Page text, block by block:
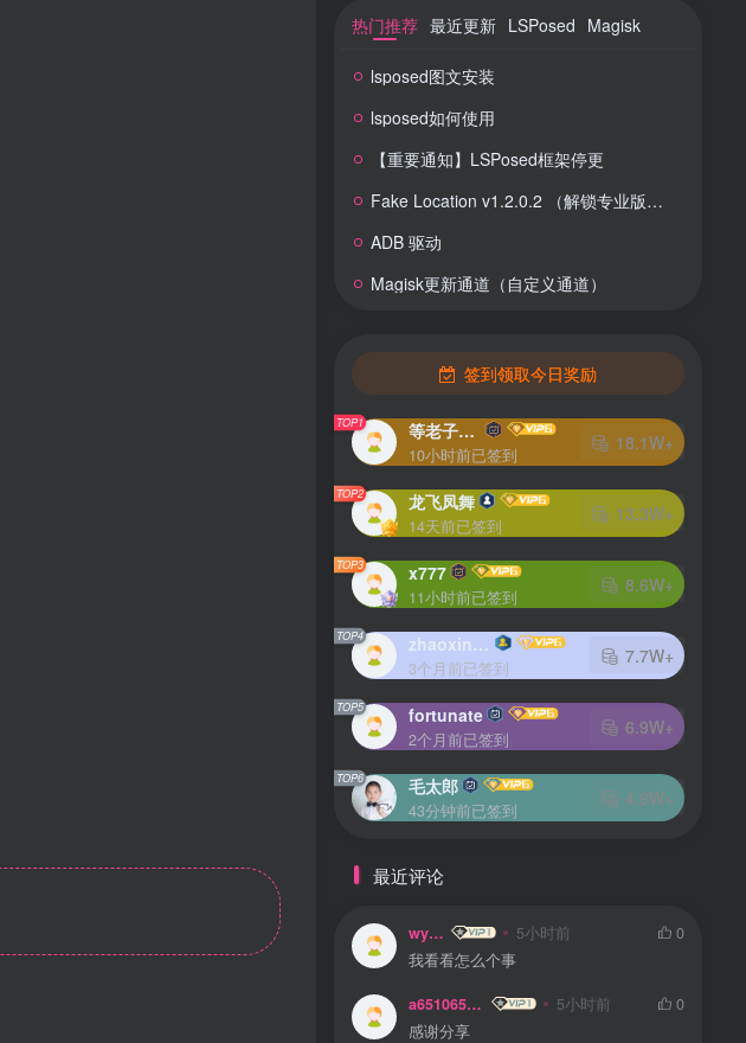
热门推荐 最近更新 LSPosed Magisk
lsposed图文安装
lsposed如何使用
【重要通知】LSPosed框架停更
Fake Location v1.2.0.2 （解锁专业版） 虚拟定位
ADB 驱动
Magisk更新通道（自定义通道）
签到领取今日奖励
TOP1 等老子火了
10小时前已签到
18.1W+
TOP2 龙飞凤舞
14天前已签到
13.3W+
TOP3 x777
11小时前已签到
8.6W+
TOP4 zhaoxingheng
3个月前已签到
7.7W+
TOP5 fortunate
2个月前已签到
6.9W+
TOP6 毛太郎
43分钟前已签到
4.9W+
最近评论
wyin 5小时前
0
我看看怎么个事
a65106510 5小时前
0
感谢分享